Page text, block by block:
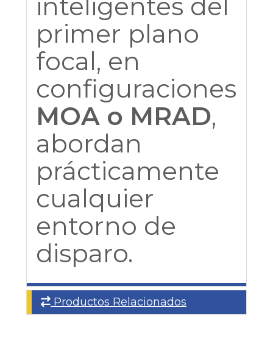
inteligentes del
primer plano
focal, en
configuraciones
MOA o MRAD,
abordan
prácticamente
cualquier
entorno de
disparo.
Productos Relacionados